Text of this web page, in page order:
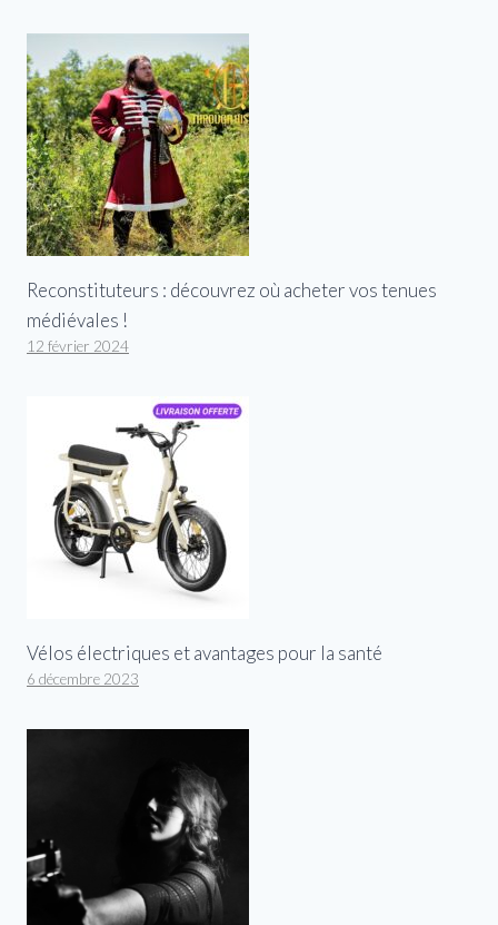
Reconstituteurs : découvrez où acheter vos tenues
médiévales !
12 février 2024
Vélos électriques et avantages pour la santé
6 décembre 2023